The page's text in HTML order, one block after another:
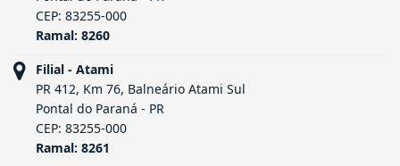
Matriz - Ipanema
PR 412, nº 5270, Balneário Ipanema
Pontal do Paraná - PR
CEP: 83255-000
Ramal: 8260
Filial - Atami
PR 412, Km 76, Balneário Atami Sul